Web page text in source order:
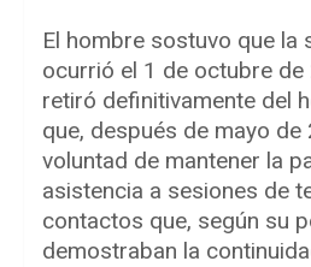
El hombre sostuvo que la
ocurrió el 1 de octubre
retiró definitivamente del
que, después de mayo de
voluntad de mantener la
asistencia a sesiones de
contactos que, según su
demostraban la